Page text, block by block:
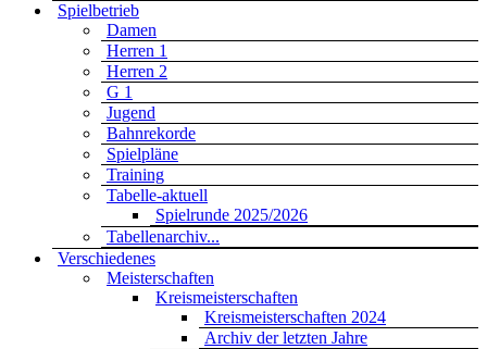
Spielbetrieb
Damen
Herren 1
Herren 2
G 1
Jugend
Bahnrekorde
Spielpläne
Training
Tabelle-aktuell
Spielrunde 2025/2026
Tabellenarchiv...
Verschiedenes
Meisterschaften
Kreismeisterschaften
Kreismeisterschaften 2024
Archiv der letzten Jahre